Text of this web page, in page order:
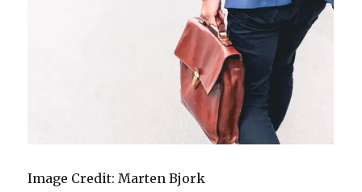
Image Credit: Marten Bjork